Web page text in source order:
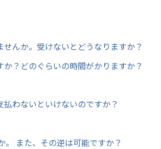
んか。受けないとどうなりますか？
？どのぐらいの時間がかりますか？
わないといけないのですか？
また、その逆は可能ですか？